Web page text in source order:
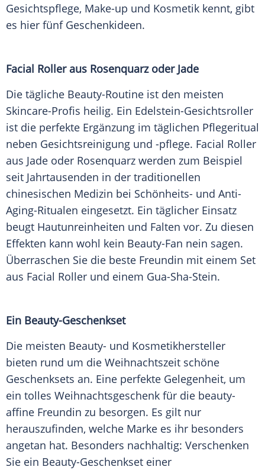
Gesichtspflege, Make-up und Kosmetik kennt, gibt
es hier fünf Geschenkideen.
Facial Roller aus Rosenquarzoder Jade
Die tägliche Beauty-Routine ist den meisten
Skincare-Profis heilig. Ein Edelstein-Gesichtsroller
ist die perfekte Ergänzung im täglichen Pflegeritual
neben Gesichtsreinigung und -pflege. Facial Roller
aus Jade oder Rosenquarz werden zum Beispiel
seit Jahrtausenden in der traditionellen
chinesischen Medizin bei Schönheits- und Anti-
Aging-Ritualen eingesetzt. Ein täglicher Einsatz
beugt Hautunreinheiten und Falten vor. Zu diesen
Effekten kann wohl kein Beauty-Fan nein sagen.
Überraschen Sie die beste Freundin mit einem Set
aus Facial Roller und einem Gua-Sha-Stein.
Ein Beauty-Geschenkset
Die meisten Beauty- und Kosmetikhersteller
bieten rund um die Weihnachtszeit schöne
Geschenksets an. Eine perfekte Gelegenheit, um
ein tolles Weihnachtsgeschenk für die beauty-
affine Freundin zu besorgen. Es gilt nur
herauszufinden, welche Marke es ihr besonders
angetan hat. Besonders nachhaltig: Verschenken
Sie ein Beauty-Geschenkset einer